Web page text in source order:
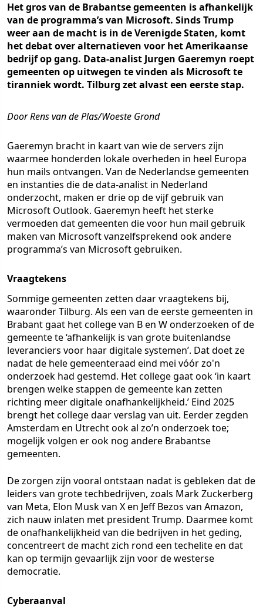
Het gros van de Brabantse gemeenten is afhankelijk
van de programma’s van Microsoft. Sinds Trump
weer aan de macht is in de Verenigde Staten, komt
het debat over alternatieven voor het Amerikaanse
bedrijf op gang. Data-analist Jurgen Gaeremyn roept
gemeenten op uitwegen te vinden als Microsoft te
tiranniek wordt. Tilburg zet alvast een eerste stap.
Door Rens van de Plas/Woeste Grond
Gaeremyn bracht in kaart van wie de servers zijn
waarmee honderden lokale overheden in heel Europa
hun mails ontvangen. Van de Nederlandse gemeenten
en instanties die de data-analist in Nederland
onderzocht, maken er drie op de vijf gebruik van
Microsoft Outlook. Gaeremyn heeft het sterke
vermoeden dat gemeenten die voor hun mail gebruik
maken van Microsoft vanzelfsprekend ook andere
programma’s van Microsoft gebruiken.
Vraagtekens
Sommige gemeenten zetten daar vraagtekens bij,
waaronder Tilburg. Als een van de eerste gemeenten in
Brabant gaat het college van B en W onderzoeken of de
gemeente te ‘afhankelijk is van grote buitenlandse
leveranciers voor haar digitale systemen’. Dat doet ze
nadat de hele gemeenteraad eind mei vóór zo'n
onderzoek had gestemd. Het college gaat ook ‘in kaart
brengen welke stappen de gemeente kan zetten
richting meer digitale onafhankelijkheid.’ Eind 2025
brengt het college daar verslag van uit. Eerder zegden
Amsterdam en Utrecht ook al zo’n onderzoek toe;
mogelijk volgen er ook nog andere Brabantse
gemeenten.
De zorgen zijn vooral ontstaan nadat is gebleken dat de
leiders van grote techbedrijven, zoals Mark Zuckerberg
van Meta, Elon Musk van X en Jeff Bezos van Amazon,
zich nauw inlaten met president Trump. Daarmee komt
de onafhankelijkheid van die bedrijven in het geding,
concentreert de macht zich rond een techelite en dat
kan op termijn gevaarlijk zijn voor de westerse
democratie.
Cyberaanval